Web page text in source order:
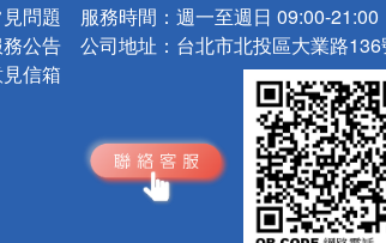
問題
公告
信箱
服務時間： 週一至週日 09:00-
公司地址： 台北市北投區大業路